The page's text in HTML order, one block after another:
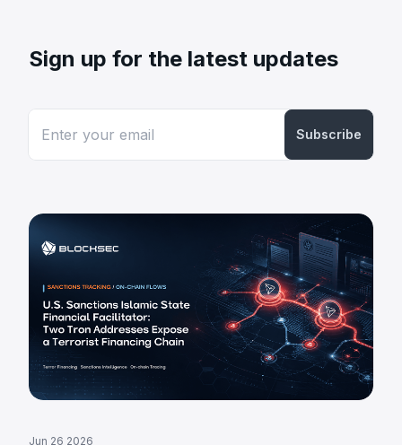
Sign up for the latest updates
Subscribe
Jun 26 2026